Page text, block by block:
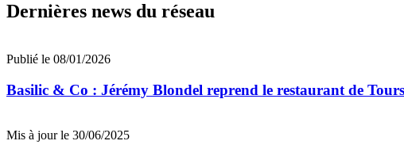
Dernières news du réseau
Publié le 08/01/2026
Basilic & Co : Jérémy Blondel reprend le restaurant de
Mis à jour le 30/06/2025